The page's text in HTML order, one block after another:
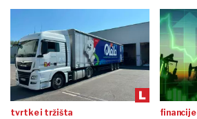
tvrtke i tržišta financije